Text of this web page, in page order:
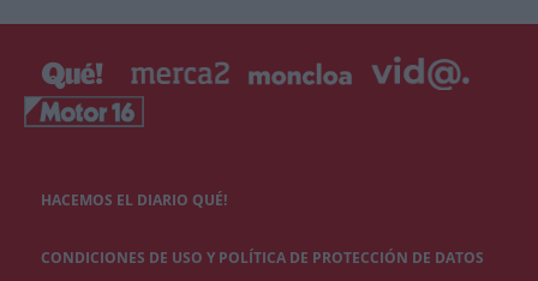
HACEMOS EL DIARIO QUÉ!
CONDICIONES DE USO Y POLÍTICA DE PROTECCIÓN DE DATOS